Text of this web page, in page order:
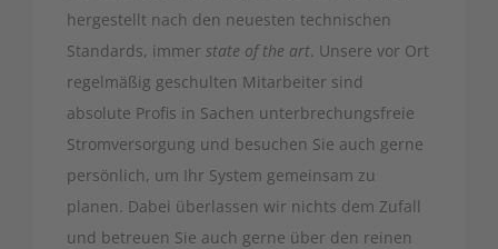
hergestellt nach den neuesten technischen
Standards, immer state of the art. Unsere vor Ort
regelmäßig geschulten Mitarbeiter sind
absolute Profis in Sachen unterbrechungsfreie
Stromversorgung und besuchen Sie auch gerne
persönlich, um Ihr System gemeinsam zu
planen. Dabei überlassen wir nichts dem Zufall
und betreuen Sie auch gerne über den reinen